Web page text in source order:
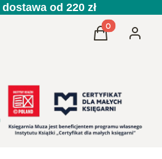
od 220 zł
Produkty w
Koszyk